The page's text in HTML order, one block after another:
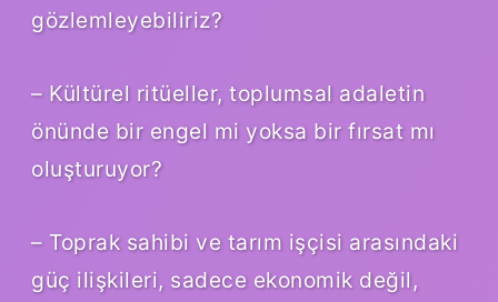
gözlemleyebiliriz?
– Kültürel ritüeller, toplumsal adaletin
önünde bir engel mi yoksa bir fırsat mı
oluşturuyor?
– Toprak sahibi ve tarım işçisi arasındaki
güç ilişkileri, sadece ekonomik değil,